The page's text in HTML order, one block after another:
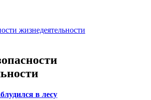
жизнедеятельности
в лесу